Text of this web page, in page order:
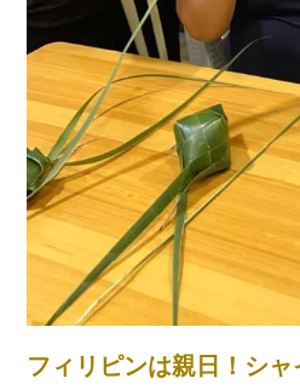
フィリピンは親日！シ